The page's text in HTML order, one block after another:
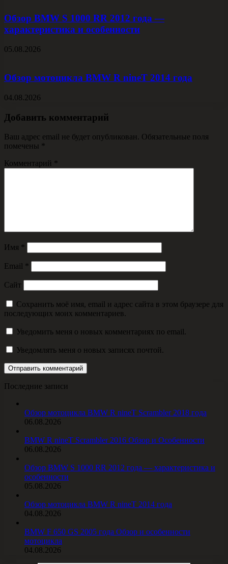
Обзор BMW S 1000 RR 2012 года —
характеристика и особенности
05.08.2026
Обзор мотоцикла BMW R nineT 2014 года
04.08.2026
Добавить комментарий
Ваш адрес email не будет опубликован. Обязательные поля
помечены *
Комментарий *
Имя *
Email *
Сайт
Сохранить моё имя, email и адрес сайта в этом браузере для
последующих моих комментариев.
Уведомить меня о новых комментариях по email.
Уведомлять меня о новых записях почтой.
Последние записи
Обзор мотоцикла BMW R nineT Scrambler 2018 года
06.08.2026
BMW R nineT Scrambler 2016 Обзор и Особенности
06.08.2026
Обзор BMW S 1000 RR 2012 года — характеристика и
особенности
05.08.2026
Обзор мотоцикла BMW R nineT 2014 года
04.08.2026
BMW F 650 GS 2005 года Обзор и особенности
мотоцикла
04.08.2026